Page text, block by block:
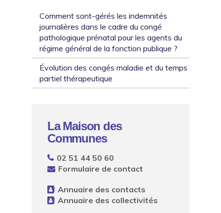
Comment sont-gérés les indemnités
journalières dans le cadre du congé
pathologique prénatal pour les agents du
régime général de la fonction publique ?
Évolution des congés maladie et du temps
partiel thérapeutique
La Maison des
Communes
02 51 44 50 60
Formulaire de contact
Annuaire des contacts
Annuaire des collectivités